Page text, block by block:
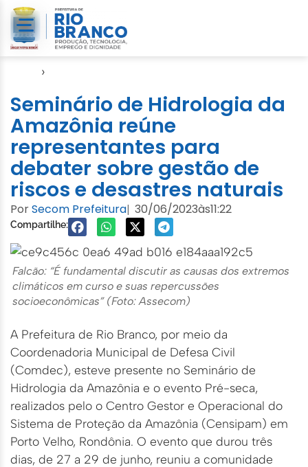
›
Seminário de Hidrologia da
Amazônia reúne
representantes para
debater sobre gestão de
riscos e desastres naturais
PorSecom Prefeitura| 30/06/2023às11:22
Compartilhe:
Falcão: “É fundamental discutir as causas dos extremos
climáticos em curso e suas repercussões
socioeconômicas” (Foto: Assecom)
A Prefeitura de Rio Branco, por meio da
Coordenadoria Municipal de Defesa Civil
(Comdec), esteve presente no Seminário de
Hidrologia da Amazônia e o evento Pré-seca,
realizados pelo o Centro Gestor e Operacional do
Sistema de Proteção da Amazônia (Censipam) em
Porto Velho, Rondônia. O evento que durou três
dias, de 27 a 29 de junho, reuniu a comunidade